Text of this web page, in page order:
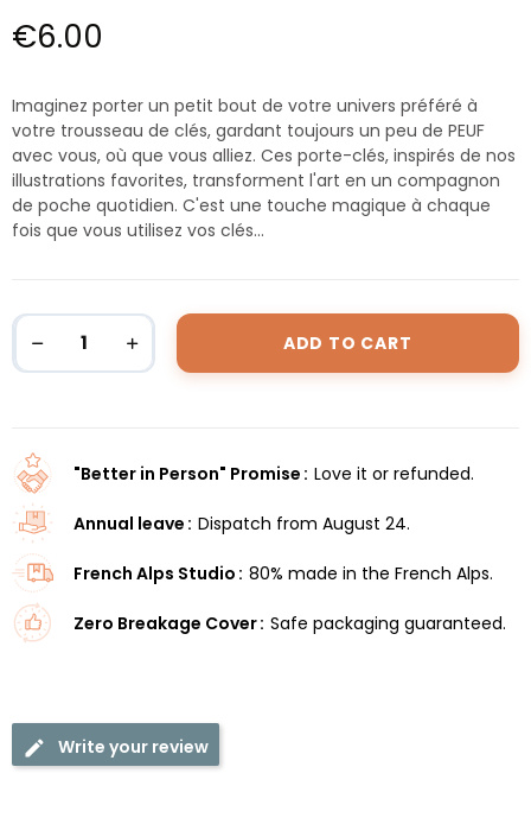
€6.00
Imaginez porter un petit bout de votre univers préféré à
votre trousseau de clés, gardant toujours un peu de PEUF
avec vous, où que vous alliez. Ces porte-clés, inspirés de nos
illustrations favorites, transforment l'art en un compagnon
de poche quotidien. C'est une touche magique à chaque
fois que vous utilisez vos clés...
ADD TO CART
"Better in Person" Promise Love it or refunded.
Annual leave Dispatch from August 24.
French Alps Studio 80% made in the French Alps.
Zero Breakage Cover Safe packaging guaranteed.
Write your review